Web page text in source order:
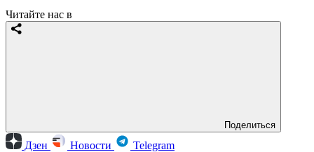
Читайте нас в
Поделиться
Дзен Новости Telegram